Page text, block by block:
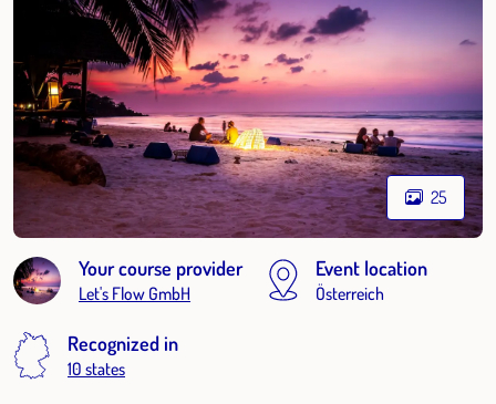
25
Your course provider
Let's Flow GmbH
Event location
Österreich
Recognized in
10 states